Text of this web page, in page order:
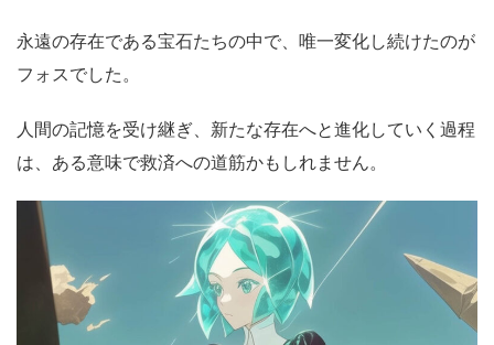
永遠の存在である宝石たちの中で、唯一変化し続けたのが
フォスでした。
人間の記憶を受け継ぎ、新たな存在へと進化していく過程
は、ある意味で救済への道筋かもしれません。